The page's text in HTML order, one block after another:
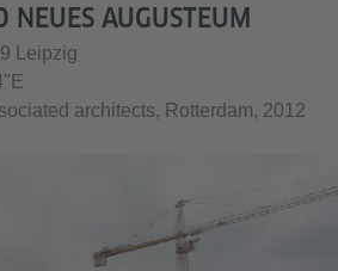
NEUES AUGUSTEUM
Leipzig
architects, Rotterdam, 2012